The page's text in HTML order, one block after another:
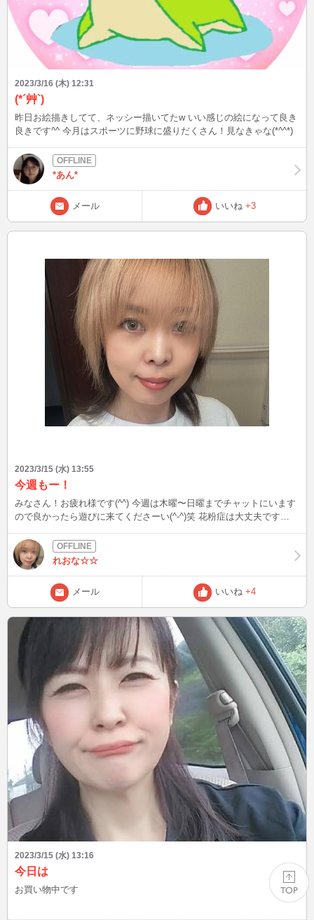
2023/3/16 (木) 12:31
(*´艸`)
昨日お絵描きしてて、ネッシー描いてたw いい感じの絵になって良き
良きです^^ 今月はスポーツに野球に盛りだくさん！見なきゃな(*^^*)
*あん*
メール いいね +3
2023/3/15 (水) 13:55
今週もー！
みなさん！お疲れ様です(^^) 今週は木曜〜日曜までチャットにいます
ので良かったら遊びに来てくださーい(^-^)笑 花粉症は大丈夫です
んまいしてますよ。。。(〃ω〃) 面白い事お待ちしてます…ね？！笑
いつも見てくださりありがとうございます！
れおな☆☆
メール いいね +4
2023/3/15 (水) 13:16
今日は
お買い物中です